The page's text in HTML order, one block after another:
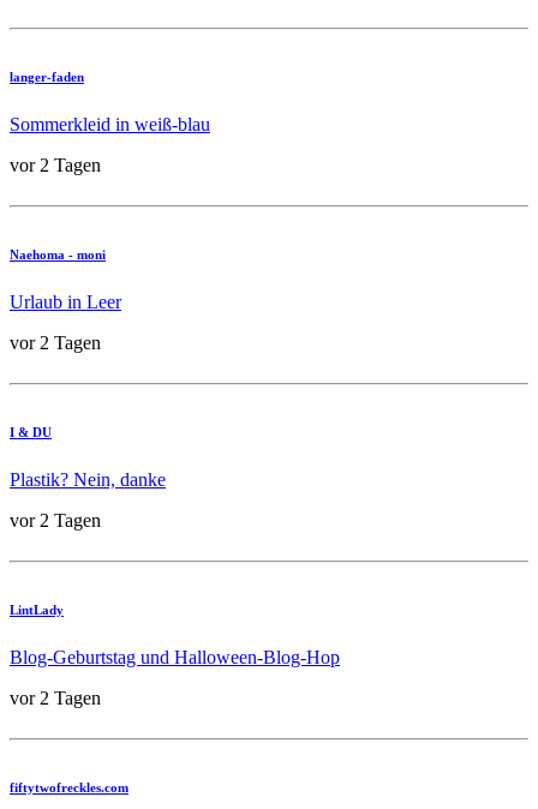
langer-faden
Sommerkleid in weiß-blau
vor 2 Tagen
Naehoma - moni
Urlaub in Leer
vor 2 Tagen
I & DU
Plastik? Nein, danke
vor 2 Tagen
LintLady
Blog-Geburtstag und Halloween-Blog-Hop
vor 2 Tagen
fiftytwofreckles.com